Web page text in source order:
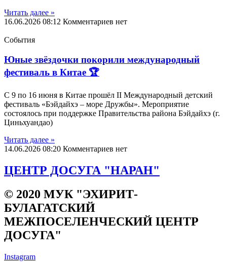
Читать далеe »
16.06.2026 08:12 Комментариев нет
События
Юные звёздочки покорили международный
фестиваль в Китае 🏆
С 9 по 16 июня в Китае прошёл II Международный детский
фестиваль «Бэйдайхэ – море Дружбы». Мероприятие
состоялось при поддержке Правительства района Бэйдайхэ (г.
Циньхуандао)
Читать далеe »
14.06.2026 08:20 Комментариев нет
ЦЕНТР ДОСУГА "НАРАН"
© 2020 МУК "ЭХИРИТ-
БУЛАГАТСКИЙ
МЕЖПОСЕЛЕНЧЕСКИЙ ЦЕНТР
ДОСУГА"
Instagram